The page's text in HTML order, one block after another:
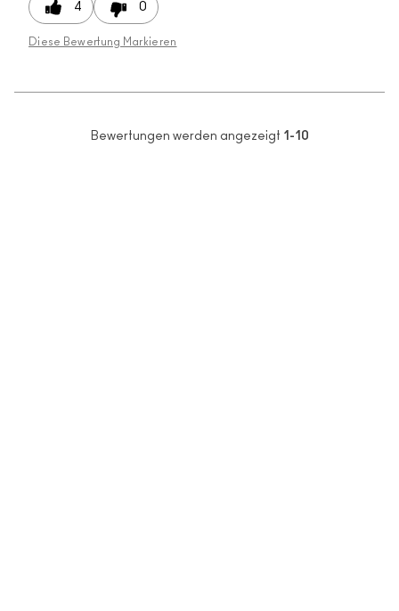
4 0
Diese Bewertung Markieren
Bewertungen werden angezeigt 1-10